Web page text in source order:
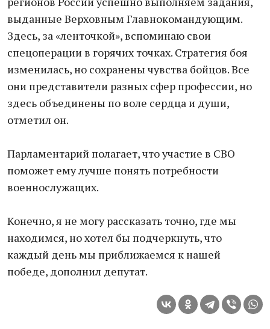
выданные Верховным Главнокомандующим.
Здесь, за «ленточкой», вспоминаю свои
спецоперации в горячих точках. Стратегия боя
изменилась, но сохранены чувства бойцов. Все
они представители разных сфер профессии, но
здесь объединены по воле сердца и души,
отметил он.
Парламентарий полагает, что участие в СВО
поможет ему лучше понять потребности
военнослужащих.
Конечно, я не могу рассказать точно, где мы
находимся, но хотел бы подчеркнуть, что
каждый день мы приближаемся к нашей
победе, дополнил депутат.